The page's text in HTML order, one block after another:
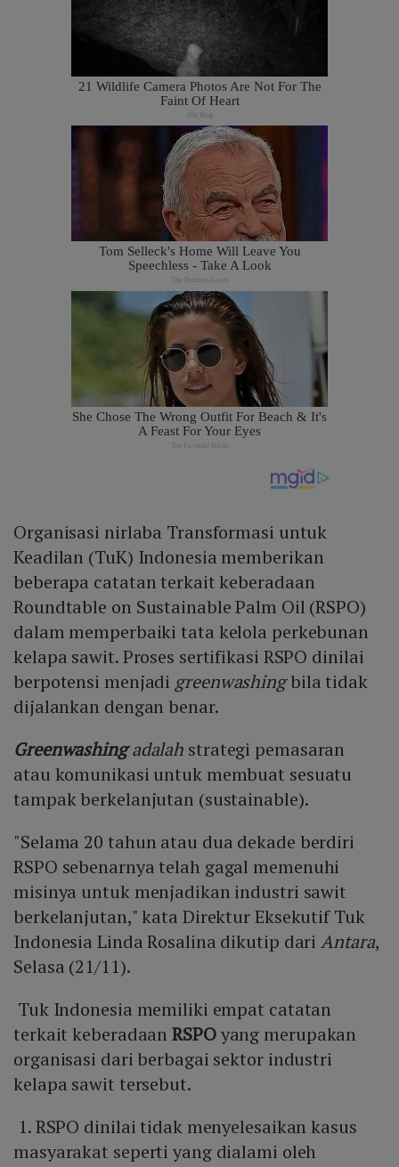
Organisasi nirlaba Transformasi untuk
Keadilan (TuK) Indonesia memberikan
beberapa catatan terkait keberadaan
Roundtable on Sustainable Palm Oil (RSPO)
dalam memperbaiki tata kelola perkebunan
kelapa sawit. Proses sertifikasi RSPO dinilai
berpotensi menjadigreenwashingbila tidak
dijalankan dengan benar.
Greenwashingadalah strategi pemasaran
atau komunikasi untuk membuat sesuatu
tampak berkelanjutan (sustainable).
"Selama 20 tahun atau dua dekade berdiri
RSPO sebenarnya telah gagal memenuhi
misinya untuk menjadikan industri sawit
berkelanjutan," kata Direktur Eksekutif Tuk
Indonesia Linda Rosalina dikutip dariAntara,
Selasa (21/11).
Tuk Indonesia memiliki empat catatan
terkait keberadaanRSPOyang merupakan
organisasi dari berbagai sektor industri
kelapa sawit tersebut.
1. RSPO dinilai tidak menyelesaikan kasus
masyarakat seperti yang dialami oleh